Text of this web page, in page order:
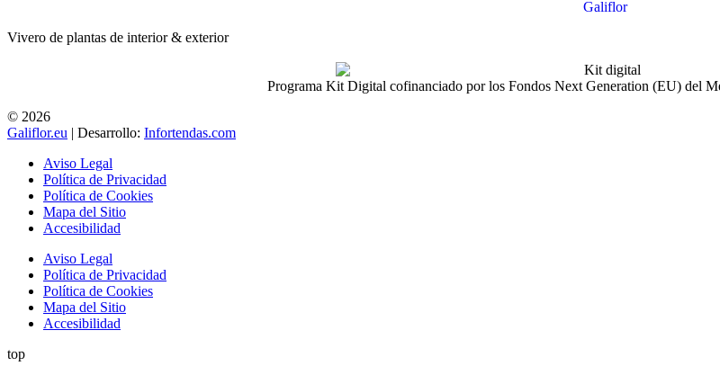
Vivero de plantas de interior & exterior
Programa Kit Digital cofinanciado por los Fondos Next Generation (EU) del
© 2026
Galiflor.eu | Desarrollo: Infortendas.com
Aviso Legal
Política de Privacidad
Política de Cookies
Mapa del Sitio
Accesibilidad
Aviso Legal
Política de Privacidad
Política de Cookies
Mapa del Sitio
Accesibilidad
top